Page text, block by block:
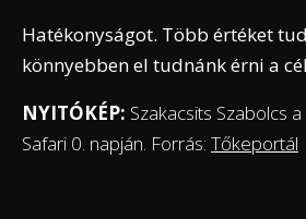
Hatékonyságot. Több értéket
könnyebben el tudnánk érni a
NYITÓKÉP: Szakacsits Szabolcs
Safari 0. napján. Forrás: Tőkeportál